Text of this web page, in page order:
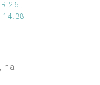
26.,
14:38
ha